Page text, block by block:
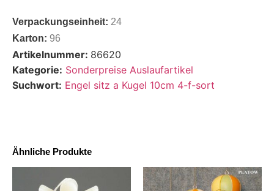
Verpackungseinheit: 24
Karton: 96
Artikelnummer: 86620
Kategorie: Sonderpreise Auslaufartikel
Suchwort: Engel sitz a Kugel 10cm 4-f-sort
Ähnliche Produkte